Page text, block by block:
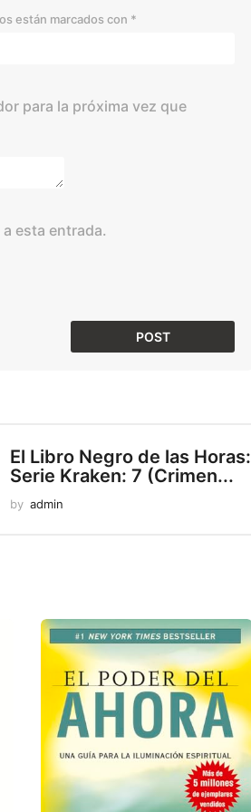
están marcados con *
para la próxima vez que
esta entrada.
El Libro Negro de las Horas:
Serie Kraken: 7 (Crimen...
by admin